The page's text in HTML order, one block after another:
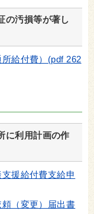
の汚損等が著し
給付費）(pdf 262
に利用計画の作
援給付費支給申
（変更）届出書